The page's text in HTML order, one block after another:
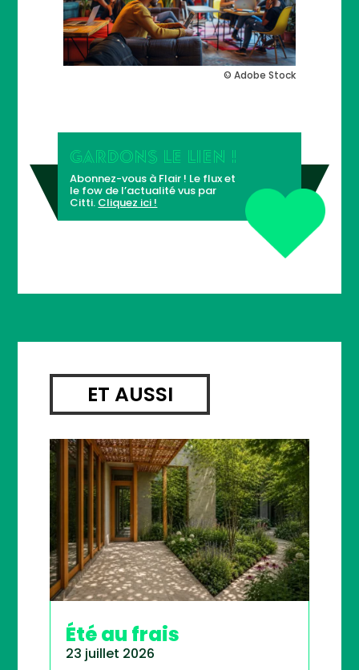
© Adobe Stock
GARDONS LE LIEN !
Abonnez-vous à Flair ! Le flux et
le fow de l’actualité vus par
Citti. Cliquez ici !
ET AUSSI
Été au frais
23 juillet 2026